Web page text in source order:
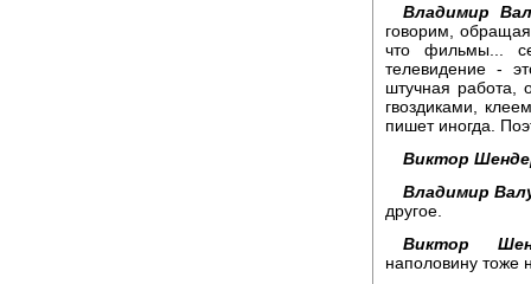
Владимир
говорим,
что фильмы...
телевидение -
штучная работа,
гвоздиками,
пишет иногда.
Виктор
Владимир
другое.
Виктор
наполовину тоже